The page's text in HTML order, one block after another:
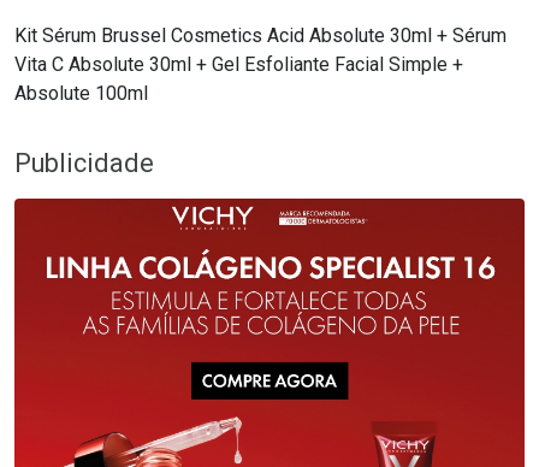
Kit Sérum Brussel Cosmetics Acid Absolute 30ml + Sérum
Vita C Absolute 30ml + Gel Esfoliante Facial Simple +
Absolute 100ml
Publicidade